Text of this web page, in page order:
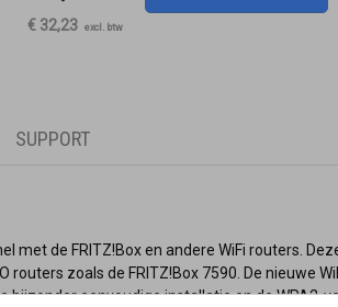
€ 32,23 excl. btw
SUPPORT
met de FRITZ!Box en andere WiFi routers.
zoals de FRITZ!Box 7590. De nieuwe
eenvoudige installatie en de WPA2-